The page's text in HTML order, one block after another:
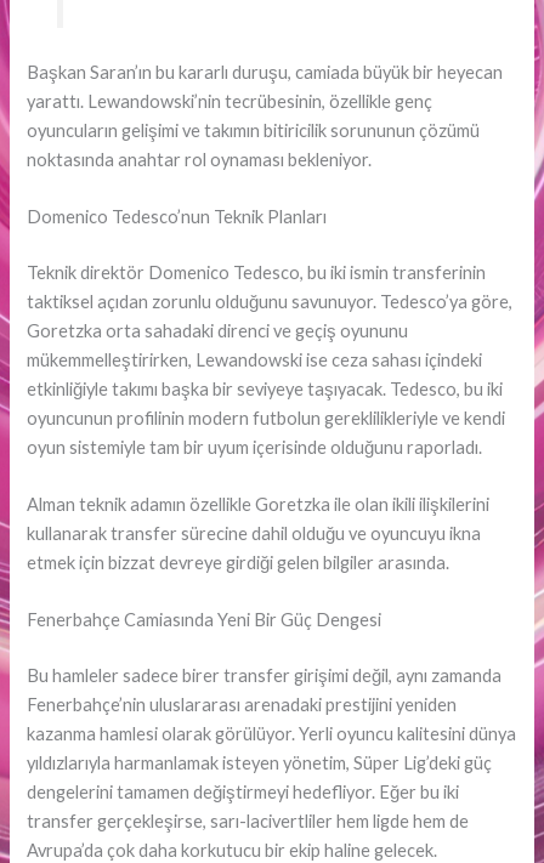
Başkan Saran’ın bu kararlı duruşu, camiada büyük bir heyecan
yarattı. Lewandowski’nin tecrübesinin, özellikle genç
oyuncuların gelişimi ve takımın bitiricilik sorununun çözümü
noktasında anahtar rol oynaması bekleniyor.
Domenico Tedesco’nun Teknik Planları
Teknik direktör Domenico Tedesco, bu iki ismin transferinin
taktiksel açıdan zorunlu olduğunu savunuyor. Tedesco’ya göre,
Goretzka orta sahadaki direnci ve geçiş oyununu
mükemmelleştirirken, Lewandowski ise ceza sahası içindeki
etkinliğiyle takımı başka bir seviyeye taşıyacak. Tedesco, bu iki
oyuncunun profilinin modern futbolun gereklilikleriyle ve kendi
oyun sistemiyle tam bir uyum içerisinde olduğunu raporladı.
Alman teknik adamın özellikle Goretzka ile olan ikili ilişkilerini
kullanarak transfer sürecine dahil olduğu ve oyuncuyu ikna
etmek için bizzat devreye girdiği gelen bilgiler arasında.
Fenerbahçe Camiasında Yeni Bir Güç Dengesi
Bu hamleler sadece birer transfer girişimi değil, aynı zamanda
Fenerbahçe’nin uluslararası arenadaki prestijini yeniden
kazanma hamlesi olarak görülüyor. Yerli oyuncu kalitesini dünya
yıldızlarıyla harmanlamak isteyen yönetim, Süper Lig’deki güç
dengelerini tamamen değiştirmeyi hedefliyor. Eğer bu iki
transfer gerçekleşirse, sarı-lacivertliler hem ligde hem de
Avrupa’da çok daha korkutucu bir ekip haline gelecek.